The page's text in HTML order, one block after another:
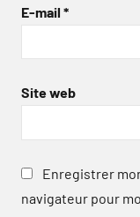
E-mail *
Site web
Enregistrer
navigateur pour